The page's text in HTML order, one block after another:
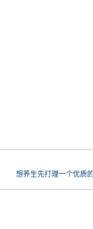
想养生先打理一个优质